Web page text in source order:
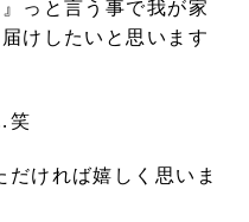
っと言う事で我が家
けしたいと思います
笑
ければ嬉しく思いま